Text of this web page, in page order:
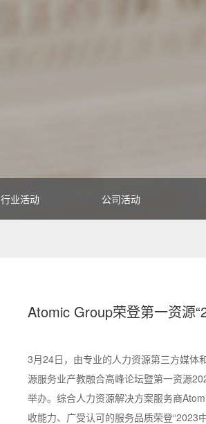
行业活动 公司活动
Atomic Group荣登第一资源
3月24日，由专业的人力资源第三方媒体
源服务业产教融合高峰论坛暨第一资源
举办。综合人力资源解决方案服务商
收能力、广受认可的服务品质荣登“2023